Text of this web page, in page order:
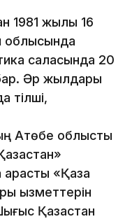
1981 жылы 16
облысында
саласында 20
Әр жылдары
тілші,
Ақтөбе облыстық
«Қазақ
қызметтерін
Қазақстан